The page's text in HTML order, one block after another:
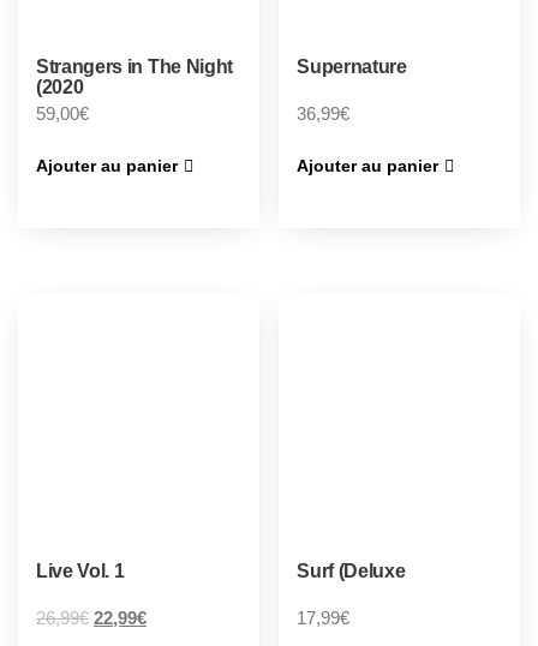
Strangers in The Night
(2020
59,00€
Ajouter au panier
Supernature
36,99€
Ajouter au panier
Live Vol. 1
26,99€ 22,99€
Surf (Deluxe
17,99€